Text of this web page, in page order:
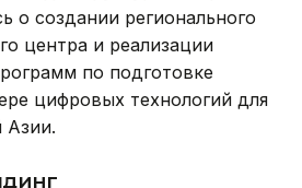
о создании регионального
центра и реализации
по подготовке
цифровых технологий для
Азии.